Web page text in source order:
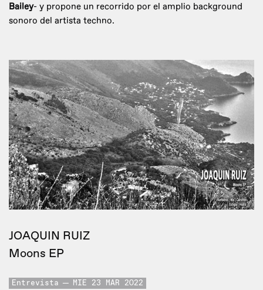
Bailey- y propone un recorrido por el amplio background
sonoro del artista techno.
JOAQUIN RUIZ
Moons EP
Entrevista MIE 23 MAR 2022